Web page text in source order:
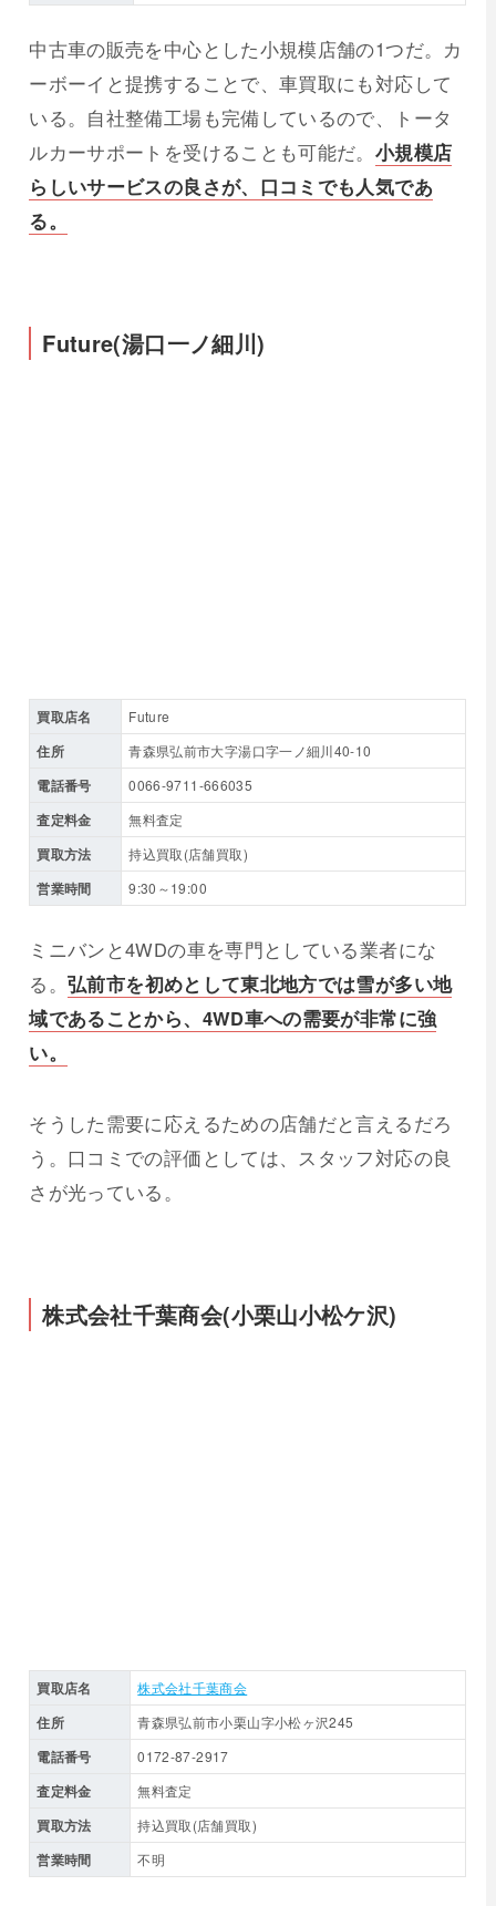
中古車の販売を中心とした小規模店舗の1つだ。カ
ーボーイと提携することで、車買取にも対応して
いる。自社整備工場も完備しているので、トータ
ルカーサポートを受けることも可能だ。 小規模店
らしいサービスの良さが、口コミでも人気であ
る。
Future(湯口一ノ細川)
買取店名 Future
住所 青森県弘前市大字湯口字一ノ細川40-10
電話番号 0066-9711-666035
査定料金 無料査定
買取方法 持込買取(店舗買取)
営業時間 9:30～19:00
ミニバンと4WDの車を専門としている業者にな
る。弘前市を初めとして東北地方では雪が多い地
域であることから、4WD車への需要が非常に強
い。
そうした需要に応えるための店舗だと言えるだろ
う。口コミでの評価としては、スタッフ対応の良
さが光っている。
株式会社千葉商会(小栗山小松ケ沢)
買取店名 株式会社千葉商会
住所 青森県弘前市小栗山字小松ヶ沢245
電話番号 0172-87-2917
査定料金 無料査定
買取方法 持込買取(店舗買取)
営業時間 不明